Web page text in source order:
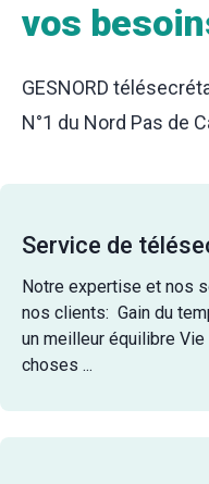
vos
GESNORD
N°1 du Nord Pas de
Service de
Notre expertise et nos
nos clients: Gain du
un meilleur équilibre
choses ...